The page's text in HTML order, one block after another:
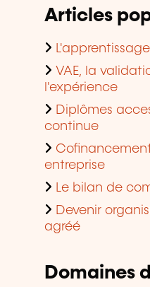
Articles
VAE, la
l'expérience
Diplômes
continue
entreprise
Le bilan de
Devenir
agréé
Domaines